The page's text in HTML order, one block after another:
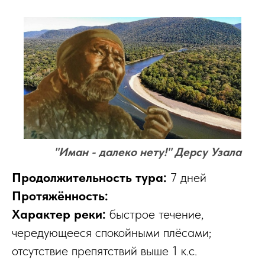
"Иман - далеко нету!" Дерсу Узала
Продолжительность тура: 7 дней
Протяжённость:
Характер реки: быстрое течение,
чередующееся спокойными плёсами;
отсутствие препятствий выше 1 к.с.